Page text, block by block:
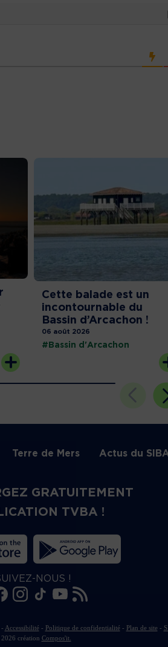
Cette balade est un
incontournable du
Bassin d’Arcachon !
06 août 2026
#Bassin d'Arcachon
Terre de Mers Actus du
GRATUITEMENT
TVBA !
NOUS !
Accessibilité- Politique de confidentialité- Plan de site-
création Compos'it.